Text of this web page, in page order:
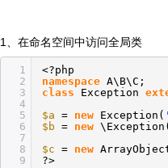
1、在命名空间中访问全局类
1
2
3
4
5
6
7
8
9
<?php
namespace A\B\C;
class
Exception
$a = new Exception(
$b = new
$c = new
?>